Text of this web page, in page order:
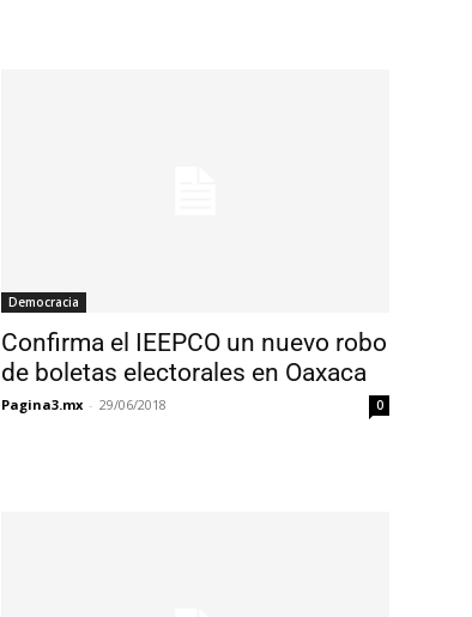
Democracia
Confirma el IEEPCO un nuevo robo
de boletas electorales en Oaxaca
Pagina3.mx - 29/06/2018 0